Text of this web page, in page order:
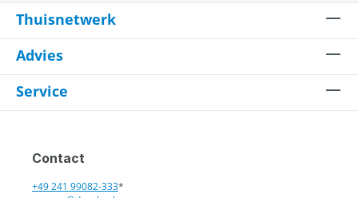
Thuisnetwerk
Advies
Service
Contact
+49 241 99082-333*